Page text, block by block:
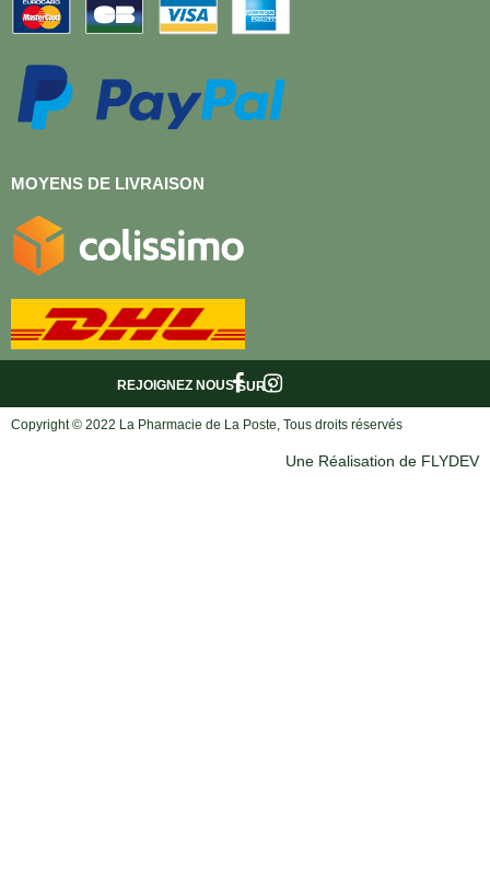
MOYENS DE LIVRAISON
SUR :
REJOIGNEZ NOUS
Copyright © 2022 La Pharmacie de La Poste, Tous droits réservés
Une Réalisation de FLYDEV